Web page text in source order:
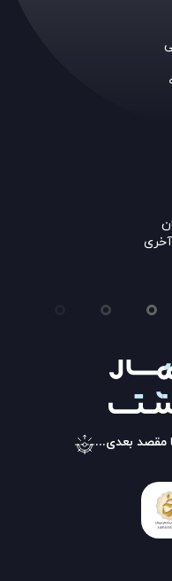
مقصد بعدی...